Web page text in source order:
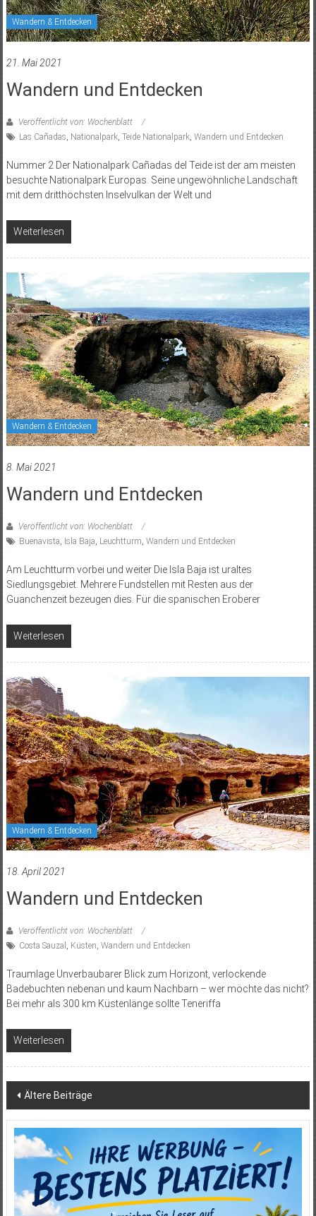
Wandern & Entdecken
21. Mai 2021
Wandern und Entdecken
Veröffentlicht von: Wochenblatt
Las Cañadas, Nationalpark, Teide Nationalpark, Wandern und Entdecken
Nummer 2 Der Nationalpark Cañadas del Teide ist der am meisten
besuchte Nationalpark Europas. Seine ungewöhnliche Landschaft
mit dem dritthöchsten Inselvulkan der Welt und
Weiterlesen
Wandern & Entdecken
8. Mai 2021
Wandern und Entdecken
Veröffentlicht von: Wochenblatt
Buenavista, Isla Baja, Leuchtturm, Wandern und Entdecken
Am Leuchtturm vorbei und weiter Die Isla Baja ist uraltes
Siedlungsgebiet. Mehrere Fundstellen mit Resten aus der
Guanchenzeit bezeugen dies. Für die spanischen Eroberer
Weiterlesen
Wandern & Entdecken
18. April 2021
Wandern und Entdecken
Veröffentlicht von: Wochenblatt
Costa Sauzal
Küsten Wandern und Entdecken
Traumlage Unverbaubarer Blick zum Horizont, verlockende
Badebuchten nebenan und kaum Nachbarn – wer möchte das nicht?
Bei mehr als 300 km Küstenlänge sollte Teneriffa
Weiterlesen
Beitragsnavigation
Ältere Beiträge